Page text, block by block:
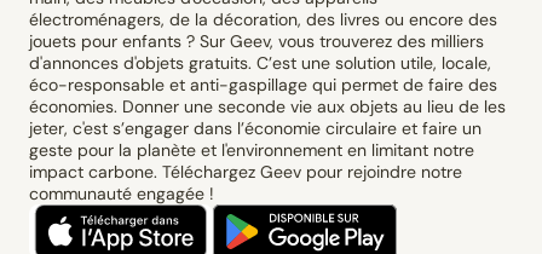
électroménagers, de la décoration, des livres ou encore des
jouets pour enfants ? Sur Geev, vous trouverez des milliers
d'annonces d'objets gratuits. C’est une solution utile, locale,
éco-responsable et anti-gaspillage qui permet de faire des
économies. Donner une seconde vie aux objets au lieu de les
jeter, c'est s’engager dans l’économie circulaire et faire un
geste pour la planète et l'environnement en limitant notre
impact carbone. Téléchargez Geev pour rejoindre notre
communauté engagée !